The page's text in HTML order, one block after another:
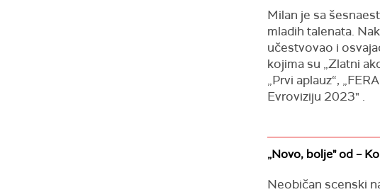
Milan je sa
mladih talenata.
učestvovao i
kojima su „Zlatni
„Prvi aplauz“,
Evroviziju 2023" .
„Novo, bolje" od –
Neobičan scenski